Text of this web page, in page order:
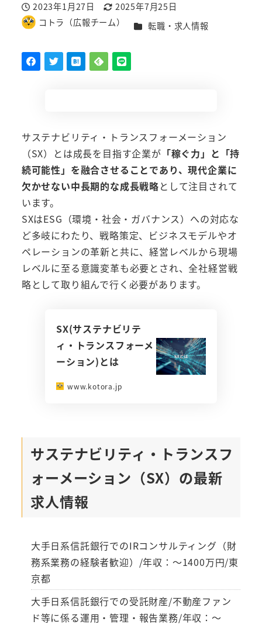
投稿日
2023年1月27日
更新日
2025年7月25日
著
コトラ（広報チーム） カテゴリー
転職・求人情報
サステナビリティ・トランスフォーメーション
（SX）とは成長を目指す企業が 「稼ぐ力」と「持
続可能性」を融合させることであり、現代企業に
欠かせない中長期的な成長戦略として注目されて
います。
SXはESG（環境・社会・ガバナンス）への対応な
ど多岐にわたり、戦略策定、ビジネスモデルやオ
ペレーションの革新と共に、経営レベルから現場
レベルに至る意識変革も必要とされ、全社経営戦
略として取り組んで行く必要があります。
SX(サステナビリテ
ィ・トランスフォーメ
ーション)とは
www.kotora.jp
サステナビリティ・トランスフ
ォーメーション（SX）の最新
求人情報
大手日系信託銀行でのIRコンサルティング（財
務系業務の経験者歓迎）/年収：～1400万円/東
京都
大手日系信託銀行での受託財産/不動産ファン
ド等に係る運用・管理・報告業務/年収：～